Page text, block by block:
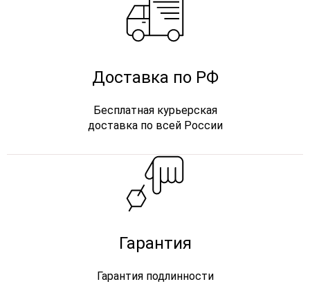
Доставка по РФ
Бесплатная курьерская
доставка по всей России
Гарантия
Гарантия подлинности